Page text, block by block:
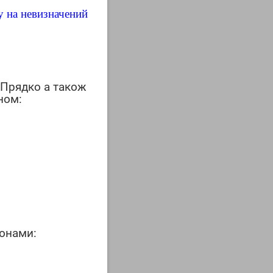
на невизначений
а також